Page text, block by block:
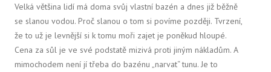
Velká většina lidí má doma svůj vlastní bazén a dnes již běžně
se slanou vodou. Proč slanou o tom si povíme později. Tvrzení,
že to už je levnější si k tomu moři zajet je poněkud hloupé.
Cena za sůl je ve své podstatě mizivá proti jiným nákladům. A
mimochodem není jí třeba do bazénu „narvat“ tunu. Je to